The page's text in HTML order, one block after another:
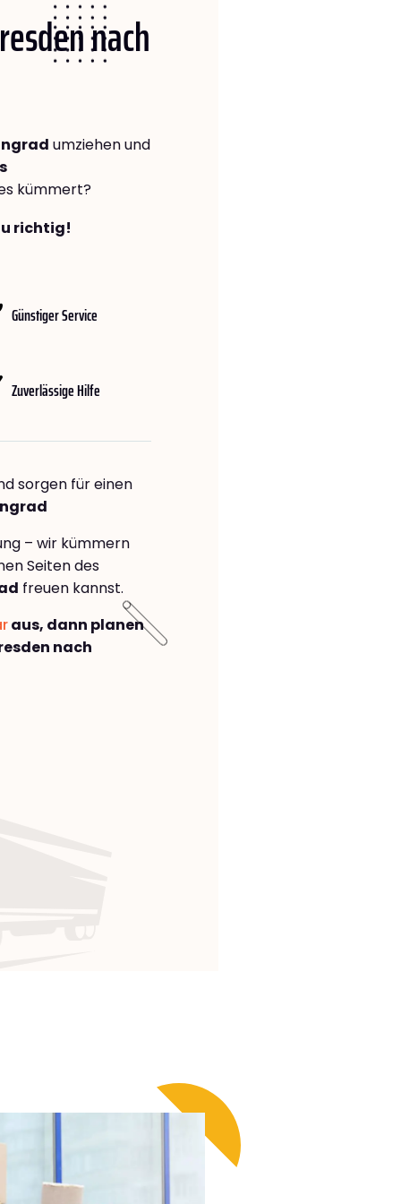
nach
umziehen und
kümmert?
richtig!
Günstiger Service
Zuverlässige Hilfe
sorgen für einen
– wir kümmern
Seiten des
freuen kannst.
aus, dann planen
nach